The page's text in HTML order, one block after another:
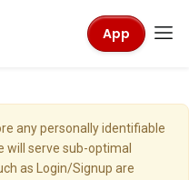
App
any personally identifiable
serve sub-optimal
as Login/Signup are